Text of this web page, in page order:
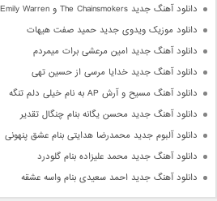
دانلود آهنگ جدید The Chainsmokers و Emily Warren بنام Side Effects
دانلود موزیک ویدوی جدید حمید صفت هیهات
دانلود آهنگ جدید امین مرعشی برات میمردم
دانلود آهنگ جدید خدایا مرسی از حسین تهی
دانلود آهنگ مسیح و آرش AP به نام خیلی دلم تنگه
دانلود آهنگ جدید محسن یگانه بنام چنگال تقدیر
دانلود آلبوم جدید محمدرضا هدایتی بنام عشق پنهونی
دانلود آهنگ جدید محمد علیزاده بنام گلودرد
دانلود آهنگ جدید احمد سعیدی بنام واسه عشقه